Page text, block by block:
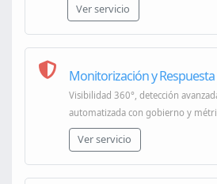
Ver servicio
Monitorización y Respuesta
Visibilidad 360°, detección
automatizada con gobierno y
Ver servicio